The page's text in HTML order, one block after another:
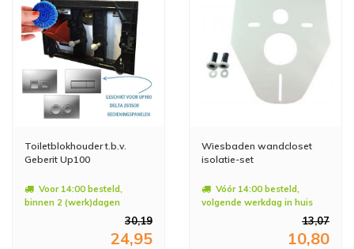
Toiletblokhouder t.b.v.
Geberit Up100
Voor 14:00 besteld,
binnen 2 (werk)dagen
30,19
24,95
Wiesbaden wandcloset
isolatie-set
Vóór 14:00 besteld,
volgende werkdag in huis
13,07
10,80